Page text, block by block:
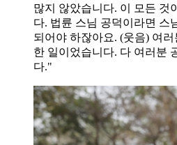
많지 않았습니다. 이 모든 것
다. 법륜 스님 공덕이라면 스
되어야 하잖아요. (웃음) 여
한 일이었습니다. 다 여러분
다."